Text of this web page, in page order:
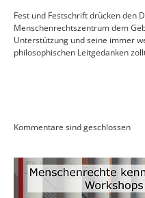
Fest und Festschrift drücken den
Menschenrechtszentrum dem
Unterstützung und seine immer
philosophischen Leitgedanken
Kommentare sind geschlossen